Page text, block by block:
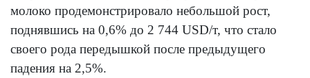
молоко продемонстрировало небольшой рост,
поднявшись на 0,6% до 2 744 USD/т, что стало
своего рода передышкой после предыдущего
падения на 2,5%.